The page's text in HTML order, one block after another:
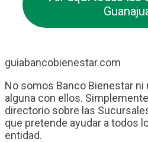
guiabancobienestar.com
No somos Banco Bienestar
alguna con ellos.
directorio sobre las
que pretende ayudar a todos
entidad.